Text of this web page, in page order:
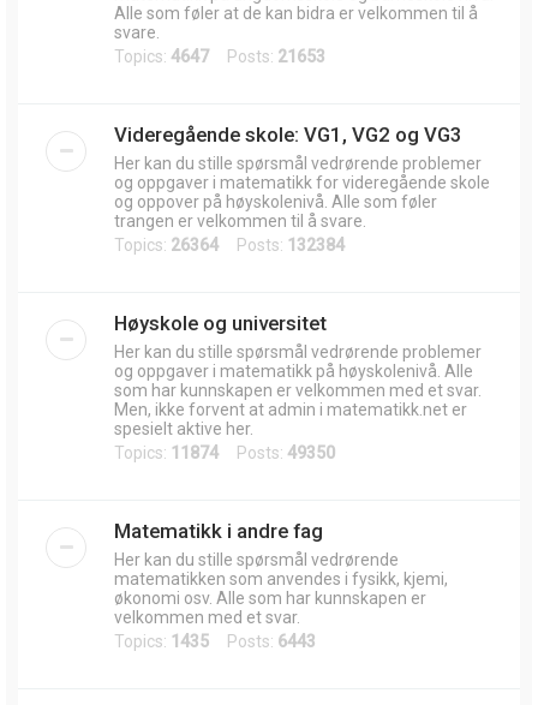
Alle som føler at de kan bidra er velkommen til å
svare.
Topics: 4647Posts: 21653
Videregående skole: VG1, VG2 og VG3
Her kan du stille spørsmål vedrørende problemer
og oppgaver i matematikk for videregående skole
og oppover på høyskolenivå. Alle som føler
trangen er velkommen til å svare.
Topics: 26364 Posts: 132384
Høyskole og universitet
Her kan du stille spørsmål vedrørende problemer
og oppgaver i matematikk på høyskolenivå. Alle
som har kunnskapen er velkommen med et svar.
Men, ikke forvent at admin i matematikk.net er
spesielt aktive her.
Topics: 11874 Posts: 49350
Matematikk i andre fag
Her kan du stille spørsmål vedrørende
matematikken som anvendes i fysikk, kjemi,
økonomi osv. Alle som har kunnskapen er
velkommen med et svar.
Topics: 1435 Posts: 6443